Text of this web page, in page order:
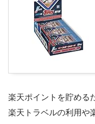
楽天ポイントを貯める
楽天トラベルの利用や